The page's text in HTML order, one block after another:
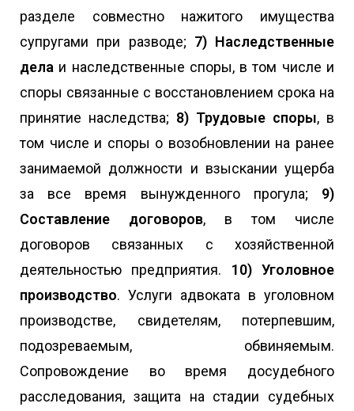
разделе совместно нажитого имущества
супругами при разводе; 7) Наследственные
дела и наследственные споры, в том числе и
споры связанные с восстановлением срока на
принятие наследства; 8) Трудовые споры, в
том числе и споры о возобновлении на ранее
занимаемой должности и взыскании ущерба
за все время вынужденного прогула; 9)
Составление договоров, в том числе
договоров связанных с хозяйственной
деятельностью предприятия. 10) Уголовное
производство. Услуги адвоката в уголовном
производстве, свидетелям, потерпевшим,
подозреваемым, обвиняемым.
Сопровождение во время досудебного
расследования, защита на стадии судебных